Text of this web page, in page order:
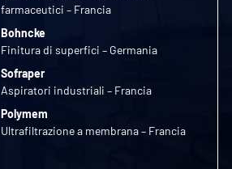
farmaceutici – Francia
Bohncke
Finitura di superfici – Germania
Sofraper
Aspiratori industriali – Francia
Polymem
Ultrafiltrazione a membrana – Francia